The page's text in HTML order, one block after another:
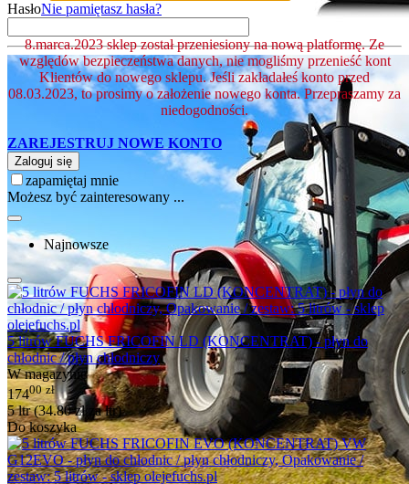
HasłoNie pamiętasz hasła?
8.marca.2023 sklep został przeniesiony na nową platformę. Ze
względów bezpieczeństwa danych, nie mogliśmy przenieść kont
Klientów do nowego sklepu. Jeśli zakładałeś konto przed
08.03.2023, to prosimy o założenie nowego konta. Przepraszamy za
niedogodności.
ZAREJESTRUJ NOWE KONTO
Zaloguj się
zapamiętaj mnie
Możesz być zainteresowany ...
Najnowsze
5 litrów FUCHS FRICOFIN LD (KONCENTRAT) - płyn do
chłodnic / płyn chłodniczy
W magazynie
17400 zł
5 ltr (34.80złza ltr)
Do koszyka